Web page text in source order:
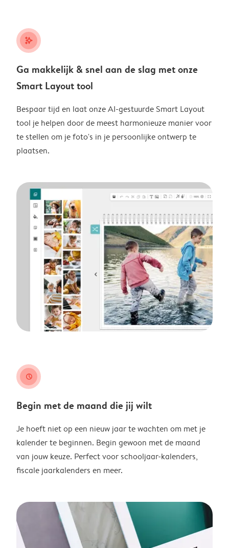
stars_plus
Ga makkelijk & snel aan de slag met onze
Smart Layout tool
Bespaar tijd en laat onze AI-gestuurde Smart Layout
tool je helpen door de meest harmonieuze manier voor
te stellen om je foto's in je persoonlijke ontwerp te
plaatsen.
clock
Begin met de maand die jij wilt
Je hoeft niet op een nieuw jaar te wachten om met je
kalender te beginnen. Begin gewoon met de maand
van jouw keuze. Perfect voor schooljaar-kalenders,
fiscale jaarkalenders en meer.